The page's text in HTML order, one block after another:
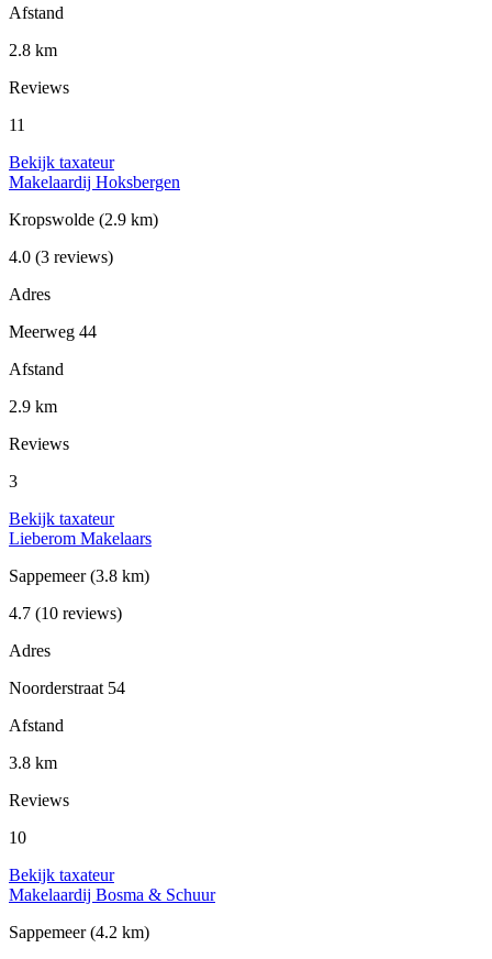
Afstand
2.8 km
Reviews
11
Bekijk taxateur
Makelaardij Hoksbergen
Kropswolde (2.9 km)
4.0 (3 reviews)
Adres
Meerweg 44
Afstand
2.9 km
Reviews
3
Bekijk taxateur
Lieberom Makelaars
Sappemeer(3.8 km)
4.7 (10 reviews)
Adres
Noorderstraat 54
Afstand
3.8 km
Reviews
10
Bekijk taxateur
Makelaardij Bosma & Schuur
Sappemeer(4.2 km)